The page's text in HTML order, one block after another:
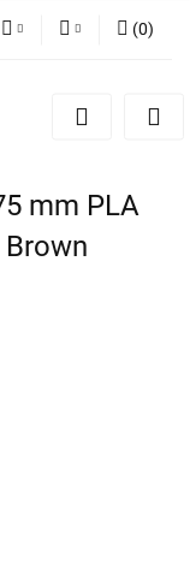
się
(0)
mm PLA